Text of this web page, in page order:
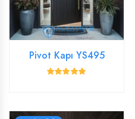
Pivot Kapı YS495